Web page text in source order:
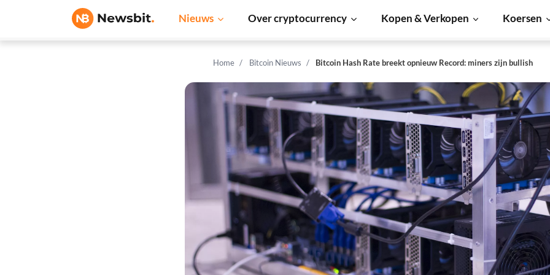
Nieuws Over cryptocurrency Kopen & Verkopen Koersen
Home Bitcoin Nieuws Bitcoin Hash Rate breekt opnieuw Record: miners zijn bullish